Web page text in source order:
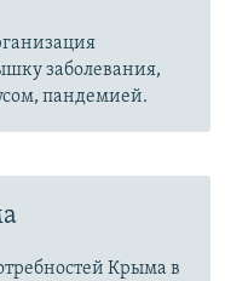
заболевания,
пандемией.
Крыма в